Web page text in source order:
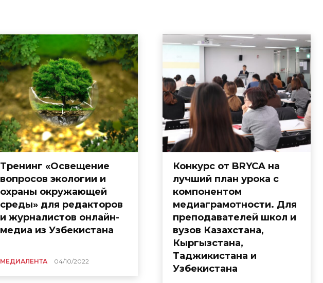
Тренинг «Освещение
вопросов экологии и
охраны окружающей
среды» для редакторов
и журналистов онлайн-
медиа из Узбекистана
МЕДИАЛЕНТА 04/10/2022
Конкурс от BRYCA на
лучший план урока с
компонентом
медиаграмотности. Для
преподавателей школ и
вузов Казахстана,
Кыргызстана,
Таджикистана и
Узбекистана